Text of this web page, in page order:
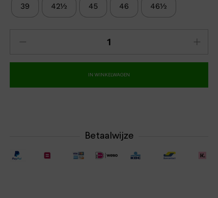
39 42½ 45 46 46½
IN WINKELWAGEN
Betaalwijze